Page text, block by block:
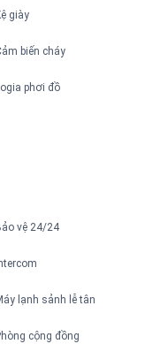
giày
biến cháy
phơi đồ
vệ 24/24
lạnh sảnh lễ tân
cộng đồng